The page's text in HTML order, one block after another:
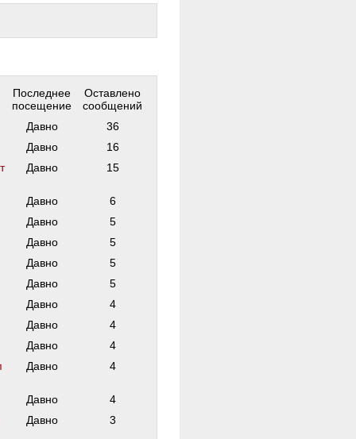
Последнее
посещение
Оставлено
сообщений
Давно
36
Давно
16
Давно 15
Давно
6
Давно
5
Давно
5
Давно
5
Давно
5
Давно
4
Давно
4
Давно
4
Давно 4
Давно
4
Давно 3